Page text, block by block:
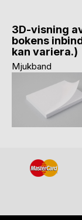
3D-visning
bokens
kan variera.)
Mjukband